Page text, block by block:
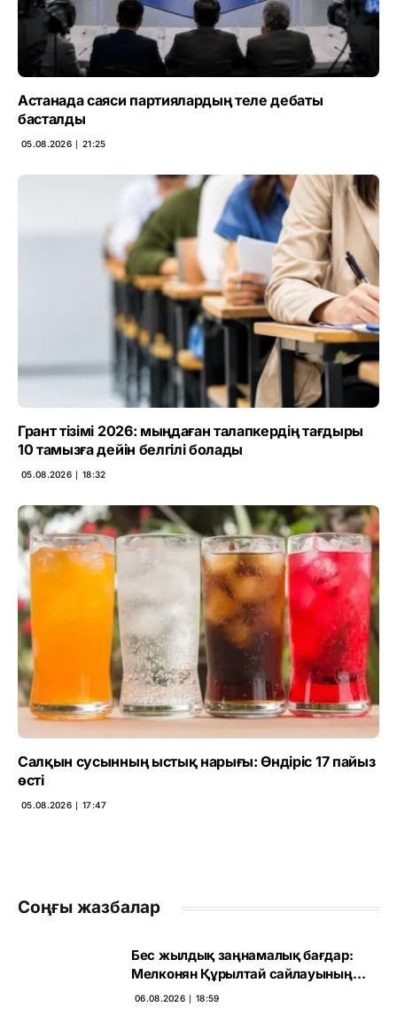
Астанада саяси партиялардың теле дебаты
басталды
05.08.2026 ∣ 21:25
Грант тізімі 2026: мыңдаған талапкердің тағдыры
10 тамызға дейін белгілі болады
05.08.2026 ∣ 18:32
Салқын сусынның ыстық нарығы: Өндіріс 17 пайыз
өсті
05.08.2026 ∣ 17:47
Соңғы жазбалар
Бес жылдық заңнамалық бағдар:
Мелконян Құрылтай сайлауының
маңызын бағалады
06.08.2026 ∣ 18:59